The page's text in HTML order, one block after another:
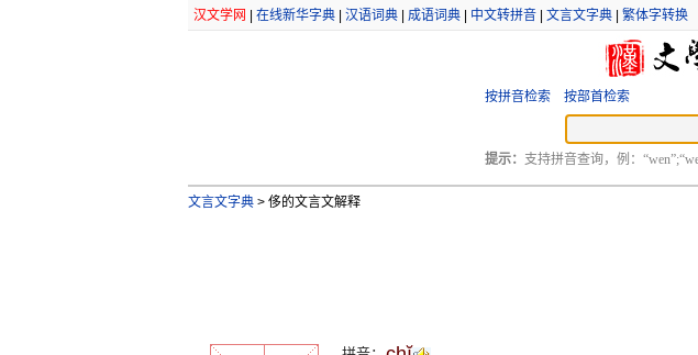
汉文学网 在线新华字典| 汉语词典| 成语词典| 中文转拼音| 文言文字典| 繁体字转换
按拼音检索 按部首检索
提示： 支持拼音查询，例：
文言文字典 >侈的文言文解释